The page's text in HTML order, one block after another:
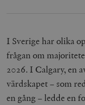
I Sverige har olika
frågan om
2026. I Calgary, en
värdskapet – som
en gång – ledde en